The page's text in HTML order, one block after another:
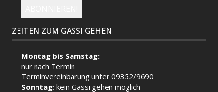
ZEITEN ZUM GASSI GEHEN
Montag bis Samstag:
nur nach Termin
Terminvereinbarung unter 09352/9690
Sonntag:kein Gassi gehen möglich